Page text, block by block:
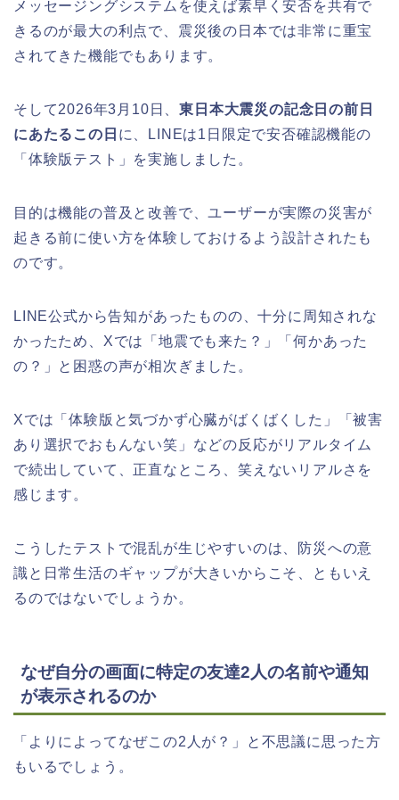
メッセージングシステムを使えば素早く安否を共有で
きるのが最大の利点で、震災後の日本では非常に重宝
されてきた機能でもあります。
そして2026年3月10日、東日本大震災の記念日の前日
にあたるこの日 に、LINEは1日限定で安否確認機能の
「体験版テスト」を実施しました。
目的は機能の普及と改善で、ユーザーが実際の災害が
起きる前に使い方を体験しておけるよう設計されたも
のです。
LINE公式から告知があったものの、十分に周知されな
かったため、Xでは「地震でも来た？」「何かあった
の？」と困惑の声が相次ぎました。
Xでは「体験版と気づかず心臓がばくばくした」「被害
あり選択でおもんない笑」などの反応がリアルタイム
で続出していて、正直なところ、笑えないリアルさを
感じます。
こうしたテストで混乱が生じやすいのは、防災への意
識と日常生活のギャップが大きいからこそ、ともいえ
るのではないでしょうか。
なぜ自分の画面に特定の友達2人の名前や通知
が表示されるのか
「よりによってなぜこの2人が？」と不思議に思った方
もいるでしょう。